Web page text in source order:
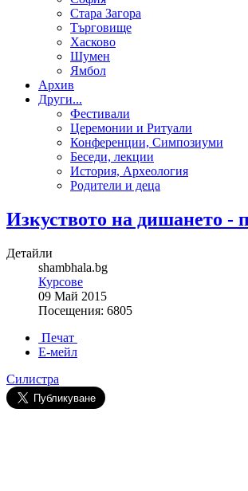
Стара Загора
Търговище
Хасково
Шумен
Ямбол
Aрхив
Други...
Фестивали
Церемонии и Ритуали
Конференции, Симпозиуми
Беседи, лекции
История, Археология
Родители и деца
Изкуството на дишането -
Детайли
shambhala.bg
Курсове
09 Май 2015
Посещения: 6805
Печат
Е-мейл
Силистра